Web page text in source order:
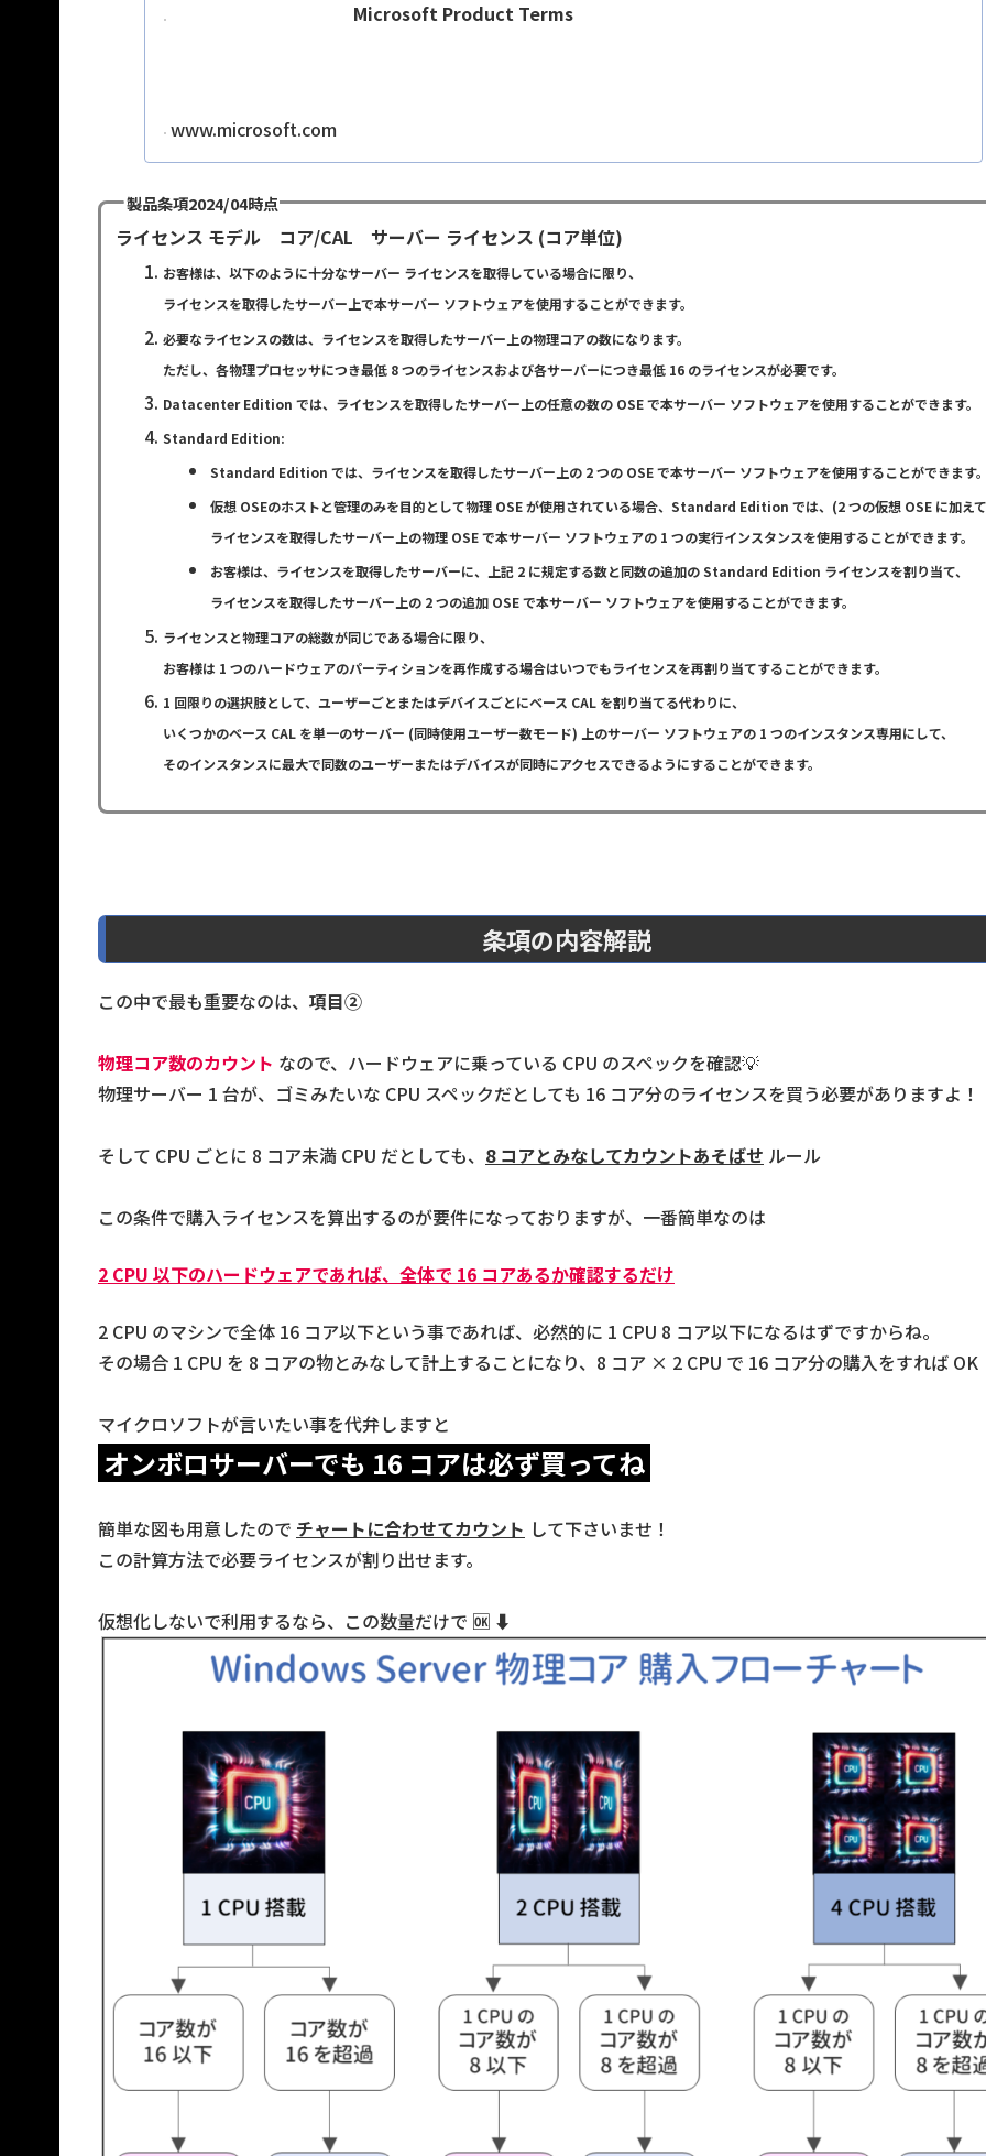
Microsoft Product Terms
www.microsoft.com
製品条項2024/04時点
ライセンス モデル コア/CAL サーバー ライセンス (コア単位)
お客様は、以下のように十分なサーバー ライセンスを取得している場合に限り、
ライセンスを取得したサーバー上で本サーバー ソフトウェアを使用することができます。
必要なライセンスの数は、ライセンスを取得したサーバー上の物理コアの数になります。
ただし、各物理プロセッサにつき最低 8 つのライセンスおよび各サーバーにつき最低 16 のライセンスが必要です。
Datacenter Edition では、ライセンスを取得したサーバー上の任意の数の OSE で本サーバー ソフトウェアを使用することができます。
Standard Edition:
Standard Edition では、ライセンスを取得したサーバー上の 2 つの OSE で本サーバー ソフトウェアを使用することができます
仮想 OSEのホストと管理のみを目的として物理 OSE が使用されている場合、Standard Edition では、(2 つの仮想 OSE に加え
ライセンスを取得したサーバー上の物理 OSE で本サーバー ソフトウェアの 1 つの実行インスタンスを使用することができます。
お客様は、ライセンスを取得したサーバーに、上記 2 に規定する数と同数の追加の Standard Edition ライセンスを割り当て、
ライセンスを取得したサーバー上の 2 つの追加 OSE で本サーバー ソフトウェアを使用することができます。
ライセンスと物理コアの総数が同じである場合に限り、
お客様は 1 つのハードウェアのパーティションを再作成する場合はいつでもライセンスを再割り当てすることができます。
1 回限りの選択肢として、ユーザーごとまたはデバイスごとにベース CAL を割り当てる代わりに、
いくつかのベース CAL を単一のサーバー (同時使用ユーザー数モード) 上のサーバー ソフトウェアの 1 つのインスタンス専用にして、
そのインスタンスに最大で同数のユーザーまたはデバイスが同時にアクセスできるようにすることができます。
条項の内容解説
この中で最も重要なのは、 項目②
物理コア数のカウント なので、ハードウェアに乗っている CPU のスペックを確認💡
物理サーバー 1 台が、ゴミみたいな CPU スペックだとしても 16 コア分のライセンスを買う必要がありますよ！
そして CPU ごとに 8 コア未満 CPU だとしても、 8 コアとみなしてカウントあそばせ ルール
この条件で購入ライセンスを算出するのが要件になっておりますが、一番簡単なのは
2 CPU 以下のハードウェアであれば、 全体で 16 コアあるか確認するだけ
2 CPU のマシンで全体 16 コア以下という事であれば、必然的に 1 CPU 8 コア以下になるはずですからね。
その場合 1 CPU を 8 コアの物とみなして計上することになり、8 コア × 2 CPU で 16 コア分の購入をすれば OK
マイクロソフトが言いたい事を代弁しますと
オンボロサーバーでも 16 コアは必ず買ってね
簡単な図も用意したので チャートに合わせてカウント して下さいませ！
この計算方法で必要ライセンスが割り出せます。
仮想化しないで利用するなら、この数量だけで 🆗 ⬇️